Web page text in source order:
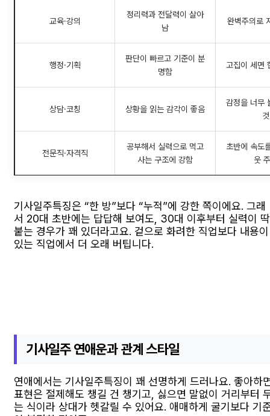
교육·강의
정리력과 전달력이 살아
남
완벽주의로
행정·기획
판단이 빠르고 기준이 분
명함
고집이 세면
상담·코칭 상황을 읽는 감각이 좋음
감정을 너무
것
전문직·자격직
공부해서 실력으로 먹고
사는 구조에 강함
초반에 속도
웃
기사일주특징은 “한 방”보다 “누적”에 강한 쪽이에요. 그래
서 20대 초반에는 답답해 보여도, 30대 이후부터 실력이 딱
붙는 경우가 꽤 있더라고요. 겉으로 화려한 직업보다 내용이
있는 직업에서 더 오래 버팁니다.
기사일주 연애운과 관계 스타일
연애에서는 기사일주특징이 꽤 선명하게 드러나요. 좋아하
표현은 절제해도 챙길 건 챙기고, 싫으면 말없이 거리부터
는 식이라 상대가 헷갈릴 수 있어요. 애매하게 굴기보다 기